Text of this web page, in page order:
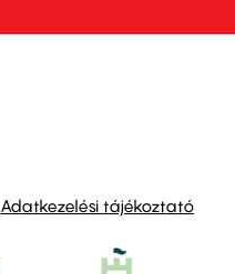
Adatkezelési tájékoztató